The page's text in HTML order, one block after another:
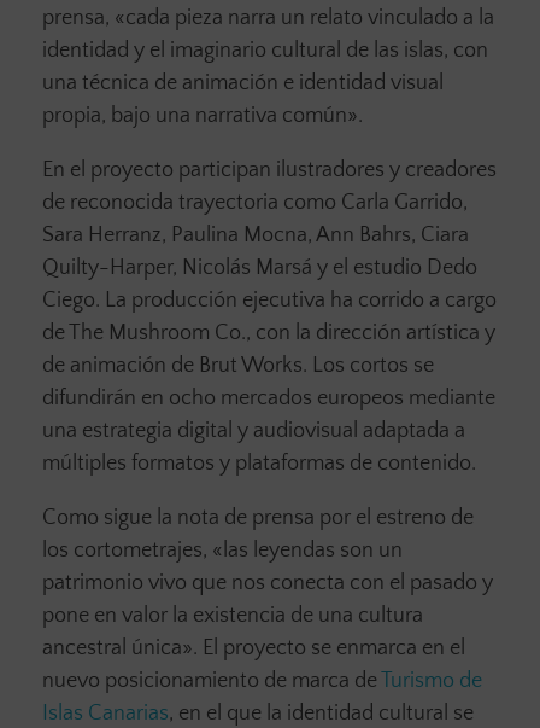
prensa, «cada pieza narra un relato vinculado a la
identidad y el imaginario cultural de las islas, con
una técnica de animación e identidad visual
propia, bajo una narrativa común».
En el proyecto participan ilustradores y creadores
de reconocida trayectoria como Carla Garrido,
Sara Herranz, Paulina Mocna, Ann Bahrs, Ciara
Quilty-Harper, Nicolás Marsá y el estudio Dedo
Ciego. La producción ejecutiva ha corrido a cargo
de The Mushroom Co., con la dirección artística y
de animación de Brut Works. Los cortos se
difundirán en ocho mercados europeos mediante
una estrategia digital y audiovisual adaptada a
múltiples formatos y plataformas de contenido.
Como sigue la nota de prensa por el estreno de
los cortometrajes, «las leyendas son un
patrimonio vivo que nos conecta con el pasado y
pone en valor la existencia de una cultura
ancestral única». El proyecto se enmarca en el
nuevo posicionamiento de marca de Turismo de
Islas Canarias, en el que la identidad cultural se